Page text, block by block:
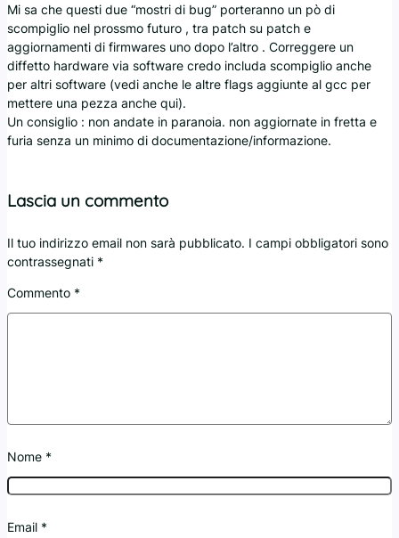
Mi sa che questi due “mostri di bug” porteranno un pò di
scompiglio nel prossmo futuro , tra patch su patch e
aggiornamenti di firmwares uno dopo l’altro . Correggere un
diffetto hardware via software credo includa scompiglio anche
per altri software (vedi anche le altre flags aggiunte al gcc per
mettere una pezza anche qui).
Un consiglio : non andate in paranoia. non aggiornate in fretta e
furia senza un minimo di documentazione/informazione.
Lascia un commento
Il tuo indirizzo email non sarà pubblicato. I campi obbligatori sono
contrassegnati *
Commento *
Nome *
Email *